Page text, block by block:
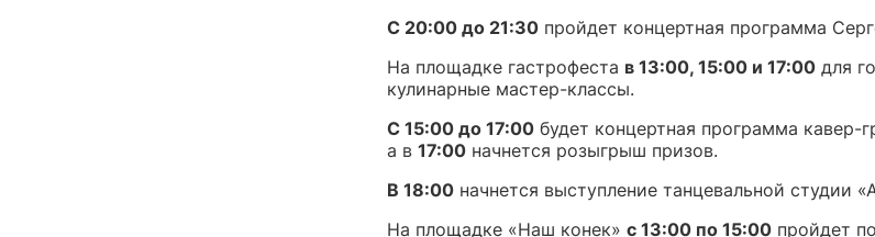
С 20:00 до 21:30 пройдет концертная программа
На площадке гастрофеста в 13:00, 15:00 и 17:00 для
кулинарные мастер-классы.
С 15:00 до 17:00 будет концертная программа кавер-
а в 17:00 начнется розыгрыш призов.
В 18:00 начнется выступление танцевальной студии
На площадке «Наш конек» с 13:00 по 15:00 пройдет